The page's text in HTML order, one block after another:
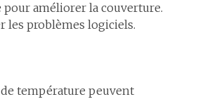
améliorer la couverture.
les problèmes logiciels.
température peuvent